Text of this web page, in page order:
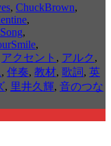
, ChuckBrown,
,
,
,
アクセント , アルク ,
, 伴奏, 教材, 歌詞, 英
, 里井久輝, 音のつな